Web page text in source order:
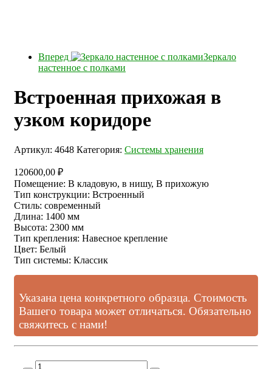
Вперед
Зеркало
настенное с полками
Встроенная прихожая в
узком коридоре
Артикул: 4648 Категория: Системы хранения
120600,00 ₽
Помещение: В кладовую, в нишу, В прихожую
Тип конструкции: Встроенный
Стиль: современный
Длина: 1400 мм
Высота: 2300 мм
Тип крепления: Навесное крепление
Цвет: Белый
Тип системы: Классик
Указана цена конкретного образца. Стоимость
Вашего товара может отличаться. Обязательно
свяжитесь с нами!